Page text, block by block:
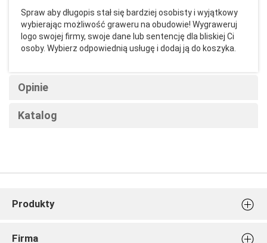
Spraw aby długopis stał się bardziej osobisty i wyjątkowy
wybierając możliwość graweru na obudowie! Wygraweruj
logo swojej firmy, swoje dane lub sentencję dla bliskiej Ci
osoby. Wybierz odpowiednią usługę i dodaj ją do koszyka.
Opinie
Katalog
Produkty
Stemple do tłoczenia w papierze
Firma